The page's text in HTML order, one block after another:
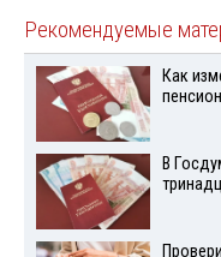
Рекомендуемые
Как
В